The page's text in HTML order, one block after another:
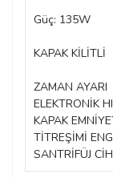
Güç: 135W
KAPAK KİLİTLİ
ZAMAN AYARI
ELEKTRONİK
KAPAK
TİTREŞİMİ
SANTRİFÜJ